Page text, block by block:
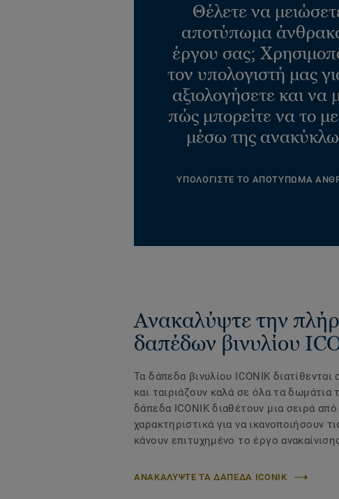
Θέλετε να
αποτύπωμα
έργου σας;
τον υπολογιστή μας
αξιολογήσετε και να
πώς μπορείτε να το
μέσω της
ΥΠΟΛΟΓΙΣΤΕ ΤΟ ΑΠΟΤΥΠΩΜΑ
Ανακαλύψτε την
δαπέδων βινυλίου
Τα δάπεδα βινυλίου ICONIK
και ταιριάζουν καλά σε όλα τα δωμάτια
δάπεδα ICONIK διαθέτουν μια σειρά
χαρακτηριστικά για να ικανοποιήσουν
κάνουν επιτυχημένο το έργο
ΑΝΑΚΑΛΥΨΤΕ ΤΑ ΔΑΠΕΔΑ ICONIK